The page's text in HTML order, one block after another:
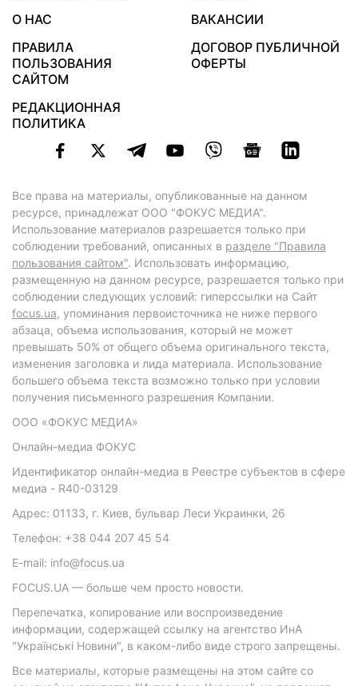
О НАС
ВАКАНСИИ
ПРАВИЛА
ПОЛЬЗОВАНИЯ
САЙТОМ
ДОГОВОР ПУБЛИЧНОЙ
ОФЕРТЫ
РЕДАКЦИОННАЯ
ПОЛИТИКА
Все права на материалы, опубликованные на данном
ресурсе, принадлежат ООО "ФОКУС МЕДИА".
Использование материалов разрешается только при
соблюдении требований, описанных в разделе "Правила
пользования сайтом". Использовать информацию,
размещенную на данном ресурсе, разрешается только при
соблюдении следующих условий: гиперссылки на Сайт
focus.ua, упоминания первоисточника не ниже первого
абзаца, объема использования, который не может
превышать 50% от общего объема оригинального текста,
изменения заголовка и лида материала. Использование
большего объема текста возможно только при условии
получения письменного разрешения Компании.
ООО «ФОКУС МЕДИА»
Онлайн-медиа ФОКУС
Идентификатор онлайн-медиа в Реестре субъектов в сфере
медиа - R40-03129
Адрес: 01133, г. Киев, бульвар Леси Украинки, 26
Телефон: +38 044 207 45 54
E-mail: info@focus.ua
FOCUS.UA — больше чем просто новости.
Перепечатка, копирование или воспроизведение
информации, содержащей ссылку на агентство ИнА
"Українські Новини", в каком-либо виде строго запрещены.
Все материалы, которые размещены на этом сайте со